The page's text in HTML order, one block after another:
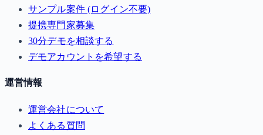
サンプル案件 (ログイン不要)
提携専門家募集
30分デモを相談する
デモアカウントを希望する
運営情報
運営会社について
よくある質問